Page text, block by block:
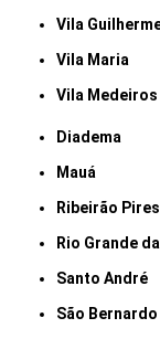
Vila
Vila Maria
Vila Medeiros
Diadema
Mauá
Ribeirão Pires
Rio Grande
Santo André
São